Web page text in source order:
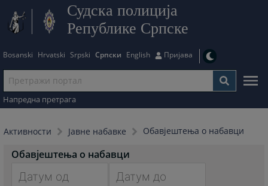
Судска полиција
Републике Српске
Bosanski Hrvatski Srpski Српски English Пријава
Напредна претрага
Активности Јавне набавке Обавјештења о набавци
Обавјештења о набавци